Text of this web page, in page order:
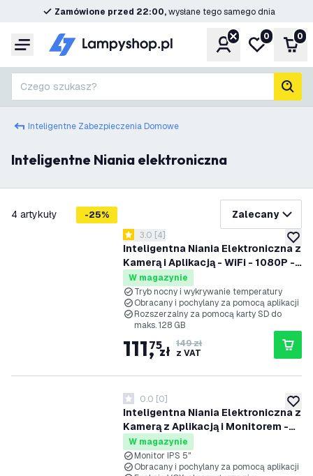
Zamówione przed 22:00,wysłane tego samego dnia
Menu KontoMoja lista
0 0
Czego szukasz?
Inteligentne Zabezpieczenia Domowe
Inteligentne Niania elektroniczna
4 artykuły Zalecany
dodaj
-25%
Inteligentna Niania Elektroniczna z
Kamerą i Aplikacją - WiFi - 1080P -
Kamera dla Dziecka
otwórz panel recenzji
3 Gwiazdki oceny
3.0 [4]
W magazynie
Tryb nocny i wykrywanie temperatury
Obracany i pochylany za pomocą aplikacji
Rozszerzalny za pomocą karty SD do
maks. 128 GB
111,
75zł 149 zł
z VAT
dodaj
Inteligentna Niania Elektroniczna z
Kamerą z Aplikacją i Monitorem -
WiFi - 1080P
0 Gwiazdki oceny
0.0 [0]
W magazynie
Monitor IPS 5"
Obracany i pochylany za pomocą aplikacji
filtruj